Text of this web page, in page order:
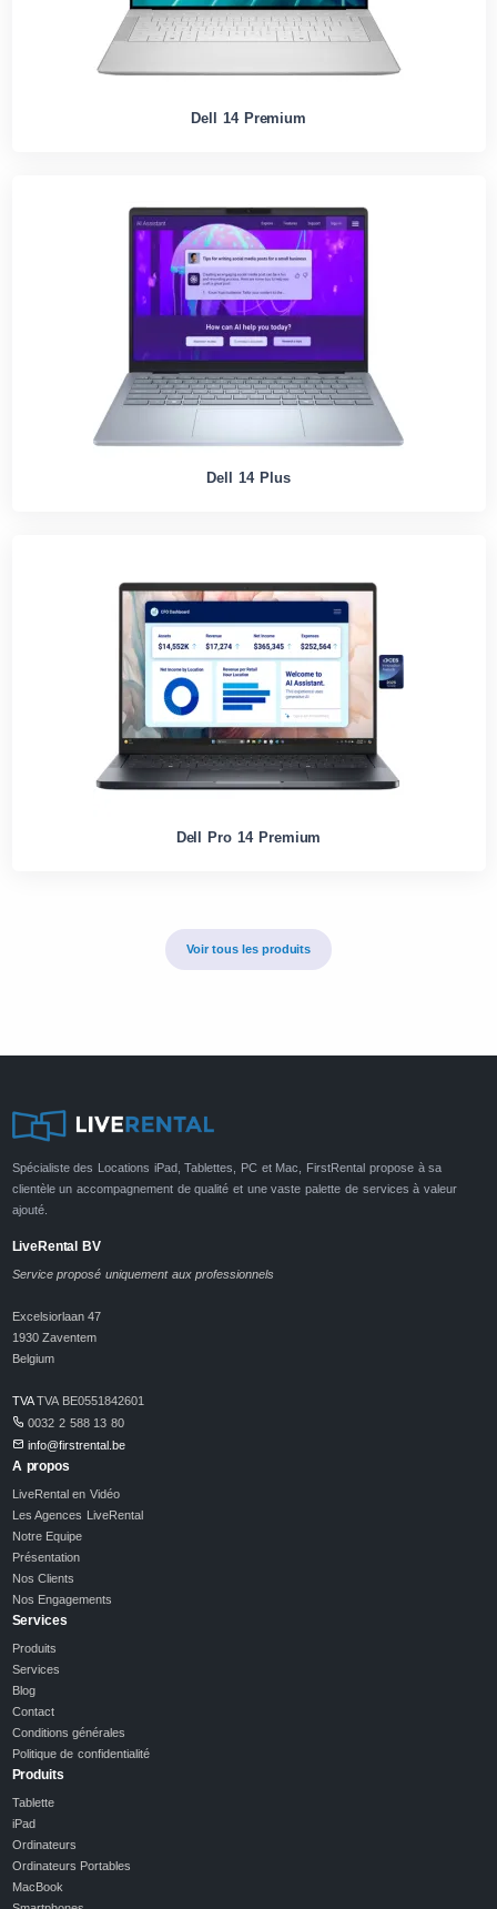
Dell 14 Premium
Dell 14 Plus
Dell Pro 14 Premium
Voir tous les produits
Spécialiste des Locations iPad, Tablettes, PC et Mac, FirstRental propose à sa
clientèle un accompagnement de qualité et une vaste palette de services à valeur
ajouté.
LiveRental BV
Service proposé uniquement aux professionnels
Excelsiorlaan 47
1930 Zaventem
Belgium
TVATVA BE0551842601
0032 2 588 13 80
info@firstrental.be
A propos
LiveRental en Vidéo
Les Agences LiveRental
Notre Equipe
Présentation
Nos Clients
Nos Engagements
Services
Produits
Services
Blog
Contact
Conditions générales
Politique de confidentialité
Produits
Tablette
iPad
Ordinateurs
Ordinateurs Portables
MacBook